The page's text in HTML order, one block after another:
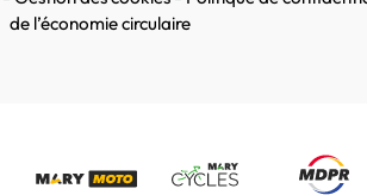
de l’économie circulaire